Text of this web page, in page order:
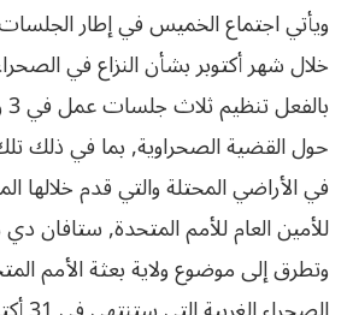
ويأتي اجتماع الخميس في إطار
خلال شهر أكتوبر بشأن النزاع في
حول القضية الصحراوية, بما في ذلك
في الأراضي المحتلة والتي قدم
للأمين العام للأمم المتحدة, ستافان
وتطرق إلى موضوع ولاية بعثة الأمم